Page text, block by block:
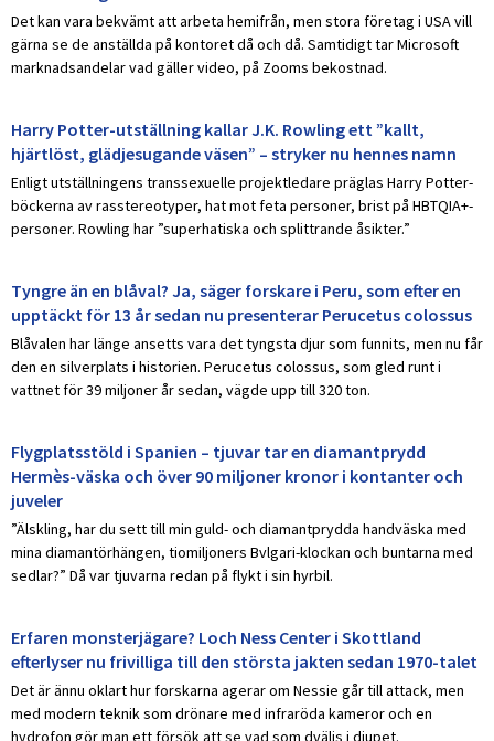
Det kan vara bekvämt att arbeta hemifrån, men stora företag i USA vill
gärna se de anställda på kontoret då och då. Samtidigt tar Microsoft
marknadsandelar vad gäller video, på Zooms bekostnad.
Harry Potter-utställning kallar J.K. Rowling ett ”kallt,
hjärtlöst, glädjesugande väsen” – stryker nu hennes namn
Enligt utställningens transsexuelle projektledare präglas Harry Potter-
böckerna av rasstereotyper, hat mot feta personer, brist på HBTQIA+-
personer. Rowling har ”superhatiska och splittrande åsikter.”
Tyngre än en blåval? Ja, säger forskare i Peru, som efter en
upptäckt för 13 år sedan nu presenterar Perucetus colossus
Blåvalen har länge ansetts vara det tyngsta djur som funnits, men nu får
den en silverplats i historien. Perucetus colossus, som gled runt i
vattnet för 39 miljoner år sedan, vägde upp till 320 ton.
Flygplatsstöld i Spanien – tjuvar tar en diamantprydd
Hermès-väska och över 90 miljoner kronor i kontanter och
juveler
”Älskling, har du sett till min guld- och diamantprydda handväska med
mina diamantörhängen, tiomiljoners Bvlgari-klockan och buntarna med
sedlar?” Då var tjuvarna redan på flykt i sin hyrbil.
Erfaren monsterjägare? Loch Ness Center i Skottland
efterlyser nu frivilliga till den största jakten sedan 1970-talet
Det är ännu oklart hur forskarna agerar om Nessie går till attack, men
med modern teknik som drönare med infraröda kameror och en
hydrofon gör man ett försök att se vad som dväljs i djupet.